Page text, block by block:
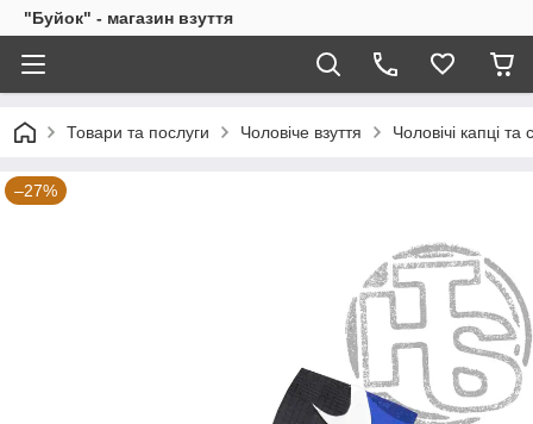
"Буйок" - магазин взуття
Товари та послуги Чоловіче взуття Чоловічі капці та
–27%